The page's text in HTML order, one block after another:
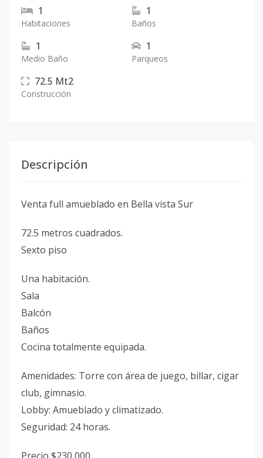
1
Habitaciones
1
Baños
1
Medio Baño
1
Parqueos
72.5 Mt2
Construcción
Descripción
Venta full amueblado en Bella vista Sur
72.5 metros cuadrados.
Sexto piso
Una habitación.
Sala
Balcón
Baños
Cocina totalmente equipada.
Amenidades: Torre con área de juego, billar, cigar
club, gimnasio.
Lobby: Amueblado y climatizado.
Seguridad: 24 horas.